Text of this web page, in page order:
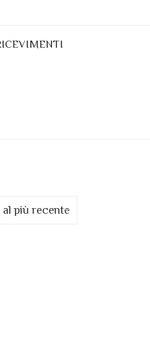
al più recente